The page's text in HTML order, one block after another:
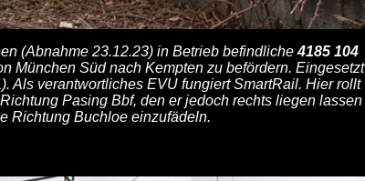
(Abnahme 23.12.23) in Betrieb befindliche4185 104
München Süd nach Kempten zu befördern. Eingesetzt
Als verantwortliches EVU fungiert SmartRail. Hier rollt
Pasing Bbf, den er jedoch rechts liegen lassen
Richtung Buchloe einzufädeln.